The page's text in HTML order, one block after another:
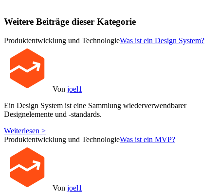
Weitere Beiträge dieser Kategorie
Produktentwicklung und TechnologieWas ist ein Design System?
Von joel1
Ein Design System ist eine Sammlung wiederverwendbarer
Designelemente und -standards.
Weiterlesen >
Produktentwicklung und TechnologieWas ist ein MVP?
Von joel1